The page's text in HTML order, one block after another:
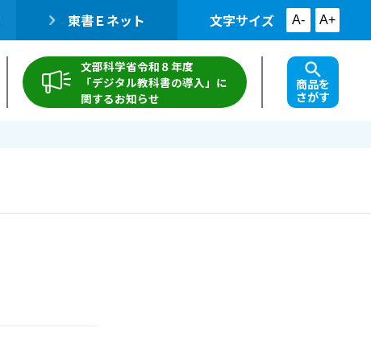
東書Ｅネット 文字サイズ A- A+
文部科学省令和８年度
「デジタル教科書の導入」に
関するお知らせ
商品を
さがす